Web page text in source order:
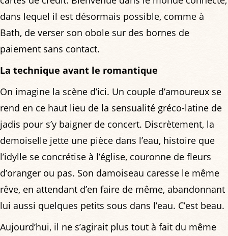
dans lequel il est désormais possible, comme à
Bath, de verser son obole sur des bornes de
paiement sans contact.
La technique avant le romantique
On imagine la scène d’ici. Un couple d’amoureux se
rend en ce haut lieu de la sensualité gréco-latine de
jadis pour s’y baigner de concert. Discrètement, la
demoiselle jette une pièce dans l’eau, histoire que
l’idylle se concrétise à l’église, couronne de fleurs
d’oranger ou pas. Son damoiseau caresse le même
rêve, en attendant d’en faire de même, abandonnant
lui aussi quelques petits sous dans l’eau. C’est beau.
Aujourd’hui, il ne s’agirait plus tout à fait du même